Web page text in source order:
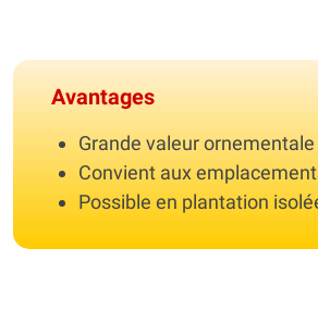
Avantages
Grande valeur
Convient aux
Possible en plantation